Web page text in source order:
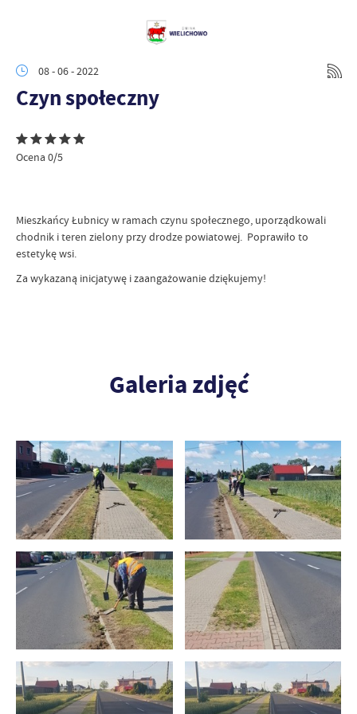
08 - 06 - 2022
Czyn społeczny
Ocena 0/5
Mieszkańcy Łubnicy w ramach czynu społecznego, uporządkowali
chodnik i teren zielony przy drodze powiatowej. Poprawiło to
estetykę wsi.
Za wykazaną inicjatywę i zaangażowanie dziękujemy!
Galeria zdjęć